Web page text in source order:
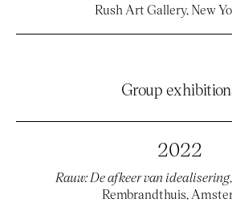
Rush Art Gallery, New
Group
2022
Rauw: De afkeer van idealisering
Rembrandthuis,